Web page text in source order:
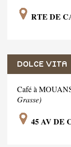
RTE DE
DOLCE VITA
Café à
Grasse)
45 AV DE